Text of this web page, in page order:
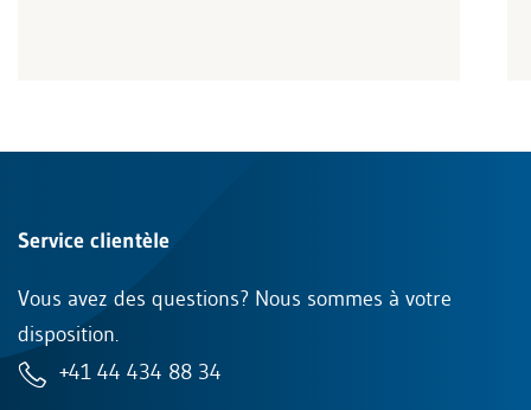
Service clientèle
Vous avez des questions? Nous sommes à votre
disposition.
+41 44 434 88 34